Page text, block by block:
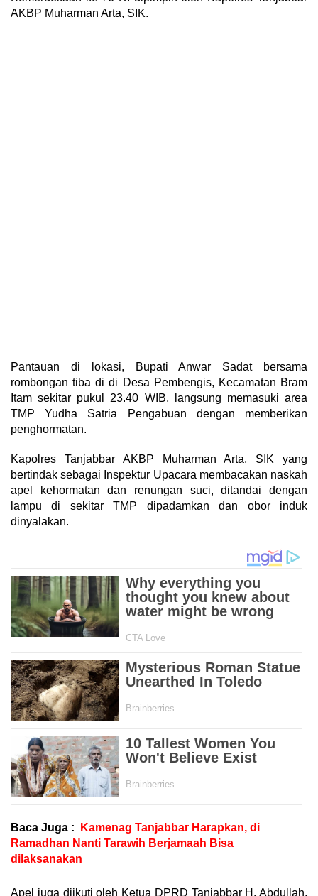
AKBP Muharman Arta, SIK.
Pantauan di lokasi, Bupati Anwar Sadat bersama
rombongan tiba di di Desa Pembengis, Kecamatan Bram
Itam sekitar pukul 23.40 WIB, langsung memasuki area
TMP Yudha Satria Pengabuan dengan memberikan
penghormatan.
Kapolres Tanjabbar AKBP Muharman Arta, SIK yang
bertindak sebagai Inspektur Upacara membacakan naskah
apel kehormatan dan renungan suci, ditandai dengan
lampu di sekitar TMP dipadamkan dan obor induk
dinyalakan.
Baca Juga :
Kamenag Tanjabbar Harapkan, di
Ramadhan Nanti Tarawih Berjamaah Bisa
dilaksanakan
Apel juga diikuti oleh Ketua DPRD Tanjabbar H. Abdullah,